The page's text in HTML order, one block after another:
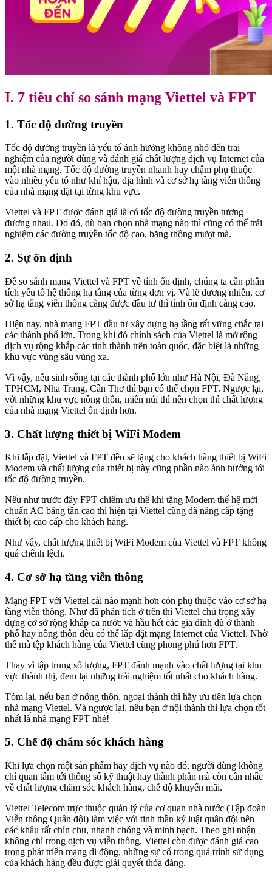
I. 7 tiêu chí so sánh mạng Viettel và FPT
1. Tốc độ đường truyền
Tốc độ đường truyền là yếu tố ảnh hưởng không nhỏ đến trải
nghiệm của người dùng và đánh giá chất lượng dịch vụ Internet của
một nhà mạng. Tốc độ đường truyền nhanh hay chậm phụ thuộc
vào nhiều yếu tố như khí hậu, địa hình và cơ sở hạ tầng viễn thông
của nhà mạng đặt tại từng khu vực.
Viettel và FPT được đánh giá là có tốc độ đường truyền tương
đương nhau. Do đó, dù bạn chọn nhà mạng nào thì cũng có thể trải
nghiệm các đường truyền tốc độ cao, băng thông mượt mà.
2. Sự ổn định
Để so sánh mạng Viettel và FPT về tính ổn định, chúng ta cần phân
tích yếu tố hệ thống hạ tầng của từng đơn vị. Và lẽ đương nhiên, cơ
sở hạ tầng viễn thông càng được đầu tư thì tính ổn định càng cao.
Hiện nay, nhà mạng FPT đầu tư xây dựng hạ tầng rất vững chắc tại
các thành phố lớn. Trong khi đó chính sách của Viettel là mở rộng
dịch vụ rộng khắp các tỉnh thành trên toàn quốc, đặc biệt là những
khu vực vùng sâu vùng xa.
Vì vậy, nếu sinh sống tại các thành phố lớn như Hà Nội, Đà Nẵng,
TPHCM, Nha Trang, Cần Thơ thì bạn có thể chọn FPT. Ngược lại,
với những khu vực nông thôn, miền núi thì nên chọn thì chất lượng
của nhà mạng Viettel ổn định hơn.
3. Chất lượng thiết bị WiFi Modem
Khi lắp đặt, Viettel và FPT đều sẽ tặng cho khách hàng thiết bị WiFi
Modem và chất lượng của thiết bị này cũng phần nào ảnh hưởng tới
tốc độ đường truyền.
Nếu như trước đây FPT chiếm ưu thế khi tặng Modem thế hệ mới
chuẩn AC băng tần cao thì hiện tại Viettel cũng đã nâng cấp tặng
thiết bị cao cấp cho khách hàng.
Như vậy, chất lượng thiết bị WiFi Modem của Viettel và FPT không
quá chênh lệch.
4. Cơ sở hạ tầng viễn thông
Mạng FPT với Viettel cái nào mạnh hơn còn phụ thuộc vào cơ sở hạ
tầng viễn thông. Như đã phân tích ở trên thì Viettel chú trọng xây
dựng cơ sở rộng khắp cả nước và hầu hết các gia đình dù ở thành
phố hay nông thôn đều có thể lắp đặt mạng Internet của Viettel. Nhờ
thế mà tệp khách hàng của Viettel cũng phong phú hơn FPT.
Thay vì tập trung số lượng, FPT đánh mạnh vào chất lượng tại khu
vực thành thị, đem lại những trải nghiệm tốt nhất cho khách hàng.
Tóm lại, nếu bạn ở nông thôn, ngoại thành thì hãy ưu tiên lựa chọn
nhà mạng Viettel. Và ngược lại, nếu bạn ở nội thành thì lựa chọn tốt
nhất là nhà mạng FPT nhé!
5. Chế độ chăm sóc khách hàng
Khi lựa chọn một sản phẩm hay dịch vụ nào đó, người dùng không
chỉ quan tâm tới thông số kỹ thuật hay thành phần mà còn cân nhắc
về chất lượng chăm sóc khách hàng, chế độ khuyến mãi.
Viettel Telecom trực thuộc quản lý của cơ quan nhà nước (Tập đoàn
Viễn thông Quân đội) làm việc với tinh thần kỷ luật quân đội nên
các khâu rất chỉn chu, nhanh chóng và minh bạch. Theo ghi nhận
không chỉ trong dịch vụ viễn thông, Viettel còn được đánh giá cao
trong phát triển mạng di động, những sự cố trong quá trình sử dụng
của khách hàng đều được giải quyết thỏa đáng.